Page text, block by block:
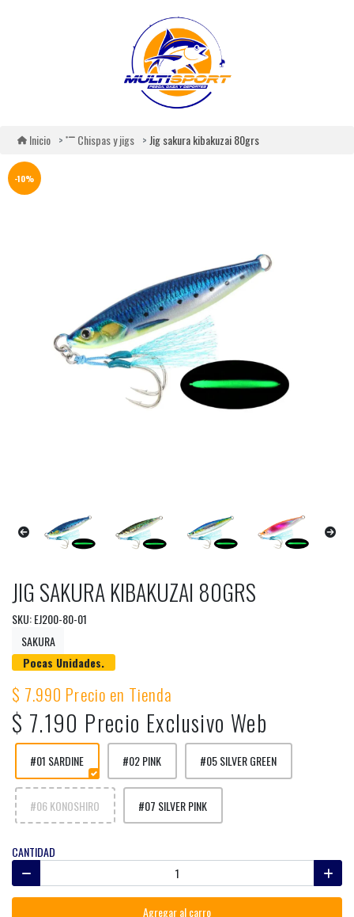
Inicio Chispas y jigs Jig sakura kibakuzai 80grs
-10%
JIG SAKURA KIBAKUZAI 80GRS
SKU: EJ200-80-01
SAKURA
Pocas Unidades.
$ 7.990 Precio en Tienda
$ 7.190 Precio Exclusivo Web
#01 SARDINE #02 PINK #05 SILVER GREEN
#06 KONOSHIRO #07 SILVER PINK
CANTIDAD
Agregar al carro